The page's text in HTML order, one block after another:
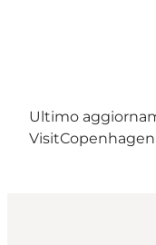
Ultimo
VisitCopenhagen